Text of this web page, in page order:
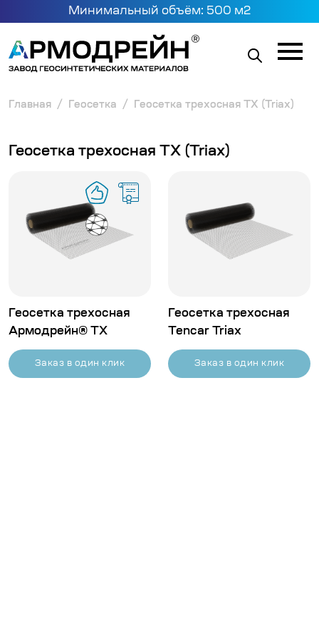
Главная Геосетка Геосетка трехосная ТХ (Triax)
Геосетка трехосная ТХ (Triax)
Геосетка трехосная
Армодрейн® ТХ
Заказ в один клик
Геосетка трехосная
Tencar Triax
Заказ в один клик
Минимальный объём: 500 м2